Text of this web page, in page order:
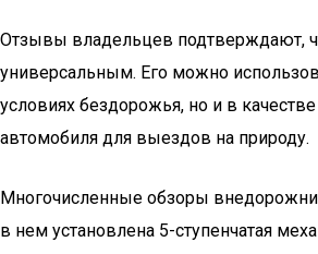
Отзывы владельцев подтверждают,
универсальным. Его можно
условиях бездорожья, но и в
автомобиля для выездов на природу.
Многочисленные обзоры
в нем установлена 5-ступенчатая